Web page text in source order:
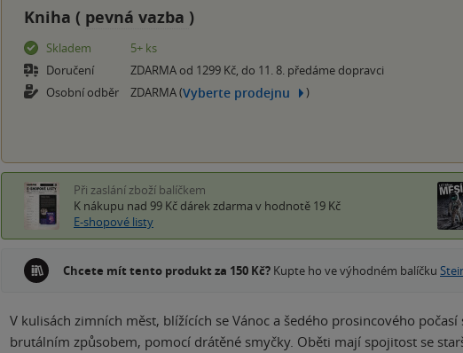
Kniha ( pevná vazba )
Skladem
5+ ks
Doručení
ZDARMA od 1299 Kč, do 11. 8. předáme dopravci
Osobní odběr
ZDARMA (Vyberte prodejnu )
Při zaslání zboží balíčkem
K nákupu nad 99 Kč dárek zdarma v hodnotě 19 Kč
E-shopové listy
Chcete mít tento produkt za 150 Kč? Kupte ho ve výhodném balíčku
V kulisách zimních měst, blížících se Vánoc a šedého prosincového
brutálním způsobem, pomocí drátěné smyčky. Oběti mají spojitost se